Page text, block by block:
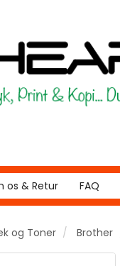
os & Retur FAQ
og Toner Brother